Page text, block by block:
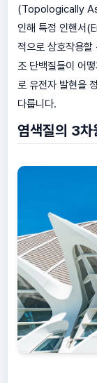
(Topologically
인해 특정 인핸서
적으로 상호작용할
조 단백질들이 어
로 유전자 발현을
다룹니다.
염색질의 3차